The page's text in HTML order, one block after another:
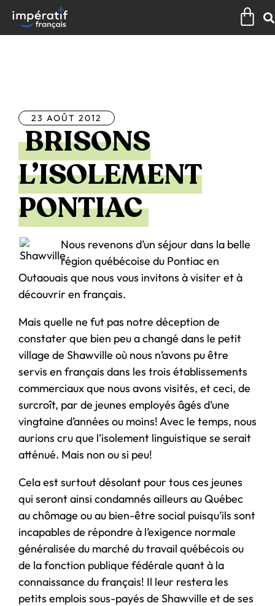
contenu
23 AOÛT 2012
BRISONS
L’ISOLEMENT
PONTIAC
Nous revenons d’un séjour dans la belle
région québécoise du Pontiac en
Outaouais que nous vous invitons à visiter et à
découvrir en français.
Mais quelle ne fut pas notre déception de
constater que bien peu a changé dans le petit
village de Shawville où nous n’avons pu être
servis en français dans les trois établissements
commerciaux que nous avons visités, et ceci, de
surcroît, par de jeunes employés âgés d’une
vingtaine d’années ou moins! Avec le temps, nous
aurions cru que l’isolement linguistique se serait
atténué. Mais non ou si peu!
Cela est surtout désolant pour tous ces jeunes
qui seront ainsi condamnés ailleurs au Québec
au chômage ou au bien-être social puisqu’ils sont
incapables de répondre à l’exigence normale
généralisée du marché du travail québécois ou
de la fonction publique fédérale quant à la
connaissance du français! Il leur restera les
petits emplois sous-payés de Shawville et de ses